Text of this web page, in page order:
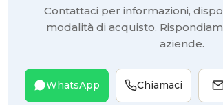
Contattaci per informazioni,
modalità di acquisto.
aziende.
WhatsApp Chiamaci